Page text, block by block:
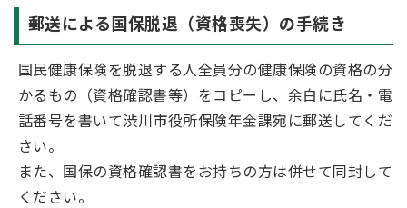
郵送による国保脱退（資格喪失）の手続き
国民健康保険を脱退する人全員分の健康保険の資格の分
かるもの（資格確認書等）をコピーし、余白に氏名・電
話番号を書いて渋川市役所保険年金課宛に郵送してくだ
さい。
また、国保の資格確認書をお持ちの方は併せて同封して
ください。